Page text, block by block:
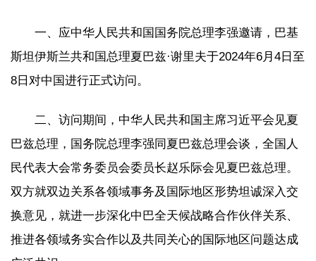
一、应中华人民共和国国务院总理李强邀请，巴基
斯坦伊斯兰共和国总理夏巴兹·谢里夫于2024年6月4日至
8日对中国进行正式访问。
二、访问期间，中华人民共和国主席习近平会见夏
巴兹总理，国务院总理李强同夏巴兹总理会谈，全国人
民代表大会常务委员会委员长赵乐际会见夏巴兹总理。
双方就双边关系各领域事务及国际地区形势坦诚深入交
换意见，就进一步深化中巴全天候战略合作伙伴关系、
推进各领域务实合作以及共同关心的国际地区问题达成